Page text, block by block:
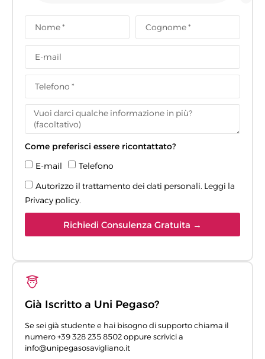
Come preferisci essere ricontattato?
E-mail
Telefono
Autorizzo il trattamento dei dati personali. Leggi la
Privacy policy.
Richiedi Consulenza Gratuita →
Già Iscritto a Uni Pegaso?
Se sei già studente e hai bisogno di supporto chiama il
numero +39 328 235 8502 oppure scrivici a
info@unipegasosavigliano.it